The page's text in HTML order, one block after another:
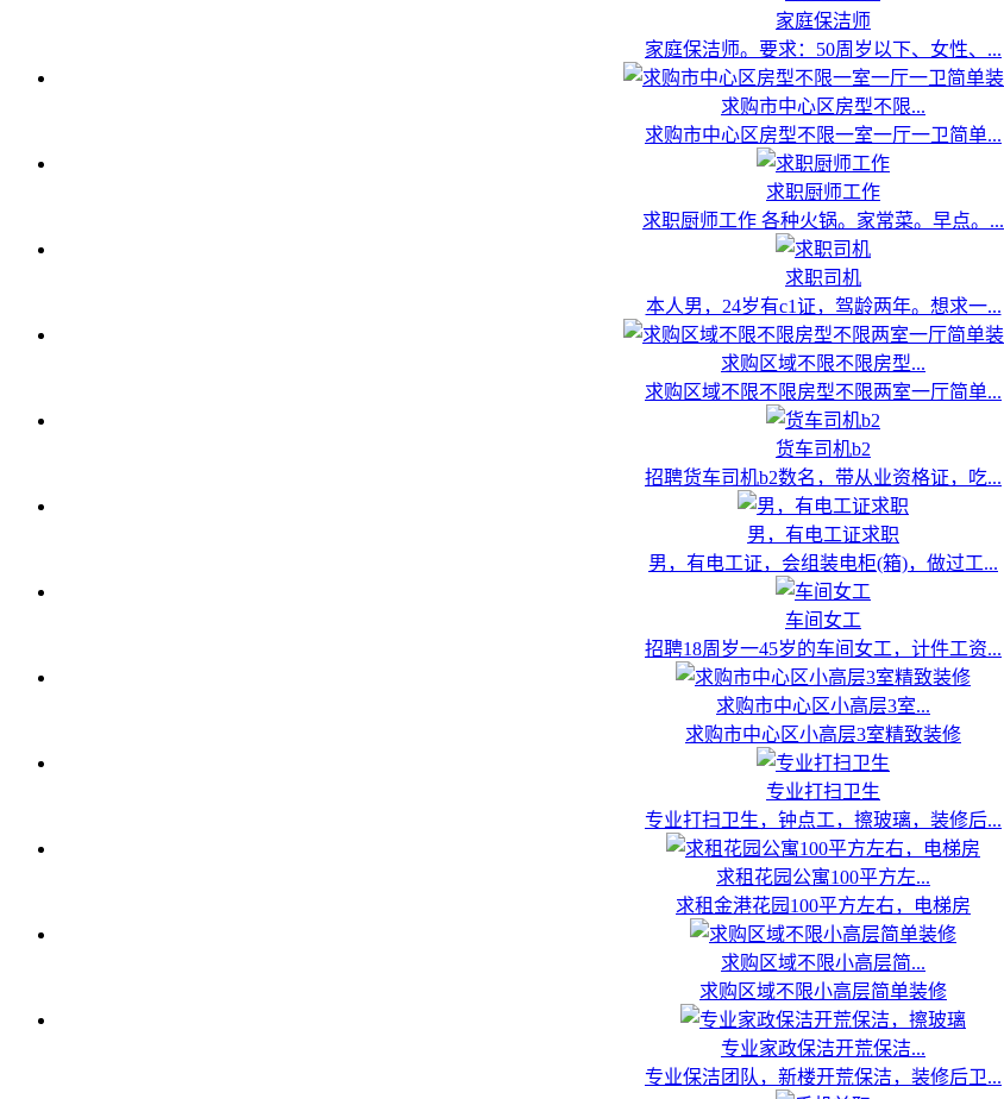
家庭保洁师
家庭保洁师。要求：50周岁以下、女性、...
求购市中心区房型不限...
求购市中心区房型不限一室一厅一卫简单...
求职厨师工作
求职厨师工作 各种火锅。家常菜。早点。...
求职司机
本人男，24岁有c1证，驾龄两年。想求一...
求购区域不限不限房型...
求购区域不限不限房型不限两室一厅简单...
货车司机b2
招聘货车司机b2数名，带从业资格证，吃...
男，有电工证求职
男，有电工证，会组装电柜(箱)，做过工...
车间女工
招聘18周岁一45岁的车间女工，计件工资...
求购市中心区小高层3室...
求购市中心区小高层3室精致装修
专业打扫卫生
专业打扫卫生，钟点工，擦玻璃，装修后...
求租花园公寓100平方左...
求租金港花园100平方左右，电梯房
求购区域不限小高层简...
求购区域不限小高层简单装修
专业家政保洁开荒保洁...
专业保洁团队，新楼开荒保洁，装修后卫...